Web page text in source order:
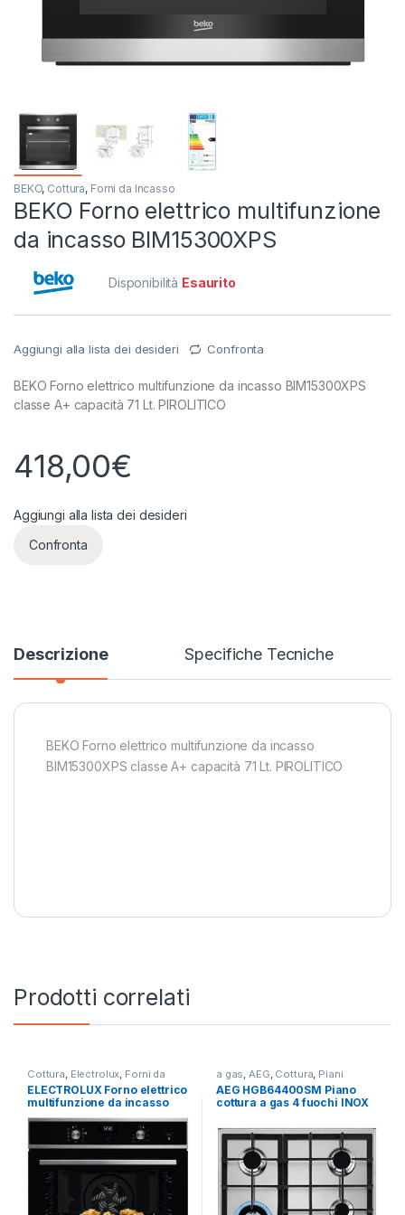
BEKO, Cottura, Forni da Incasso
BEKO Forno elettrico multifunzione
da incasso BIM15300XPS
Disponibilità Esaurito
Aggiungi alla lista dei desideri Confronta
BEKO Forno elettrico multifunzione da incasso BIM15300XPS
classe A+ capacità 71 Lt. PIROLITICO
418,00€
Aggiungi alla lista dei desideri
Confronta
Descrizione Specifiche Tecniche
BEKO Forno elettrico multifunzione da incasso
BIM15300XPS classe A+ capacità 71 Lt. PIROLITICO
Prodotti correlati
Cottura Electrolux Forni da
Incasso
ELECTROLUX Forno elettrico
multifunzione da incasso
EOD 5H40X
a gas AEG Cottura Piani
Cottura
AEG HGB64400SM Piano
cottura a gas 4 fuochi INOX